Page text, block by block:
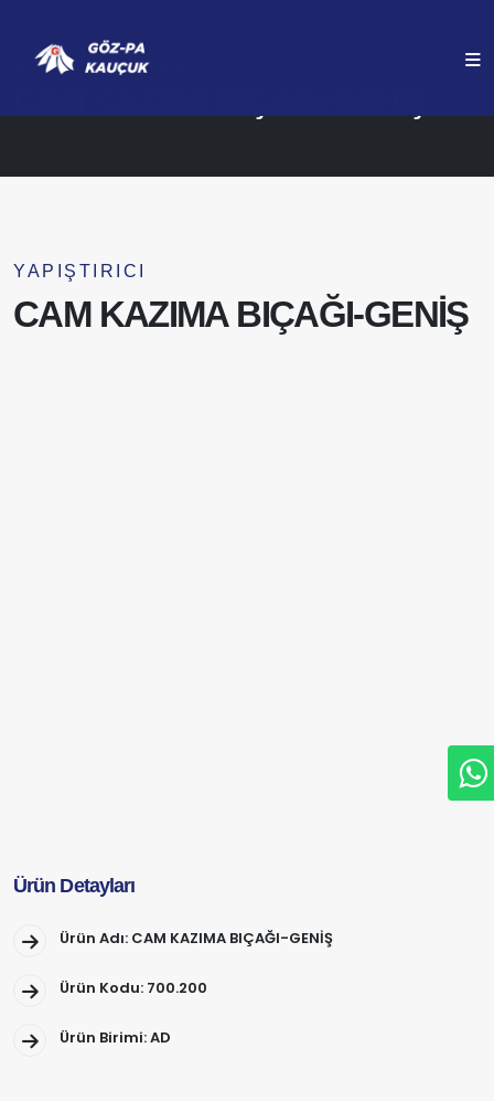
ANASAYFA ÜRÜNLERIMIZ
YAPIŞTIRICI
CAM KAZIMA BIÇAĞI-GENİŞ
Ürün Detayları
Ürün Adı: CAM KAZIMA BIÇAĞI-GENİŞ
Ürün Kodu: 700.200
Ürün Birimi: AD